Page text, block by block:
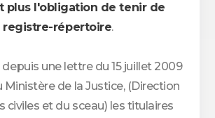
plus l'obligation de tenir de
registre-répertoire.
depuis une lettre du 15 juillet 2009
de la Justice, (Direction
civiles et du sceau) les titulaires